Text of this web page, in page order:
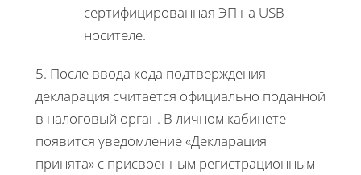
сертифицированная ЭП на USB-
носителе.
5. После ввода кода подтверждения
декларация считается официально поданной
в налоговый орган. В личном кабинете
появится уведомление «Декларация
принята» с присвоенным регистрационным